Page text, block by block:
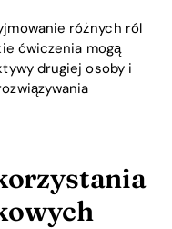
różnych ról
ćwiczenia mogą
drugiej osoby i